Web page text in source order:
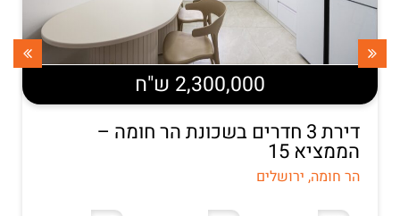
2,300,000 ש"ח
דירת 3 חדרים בשכונת הר חומה –
הממציא 15
הר חומה, ירושלים